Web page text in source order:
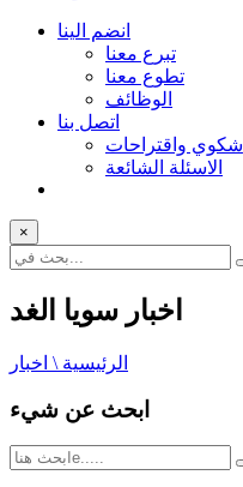
انضم الينا
تبرع معنا
تطوع معنا
الوظائف
اتصل بنا
شكوي واقتراحات
الاسئلة الشائعة
×
اخبار سويا الغد
الرئيسية \ اخبار
ابحث عن شيء